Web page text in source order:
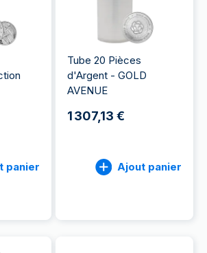
panier
Tube 20 Pièces
d'Argent - GOLD
AVENUE
1 307,13 €
Ajout panier